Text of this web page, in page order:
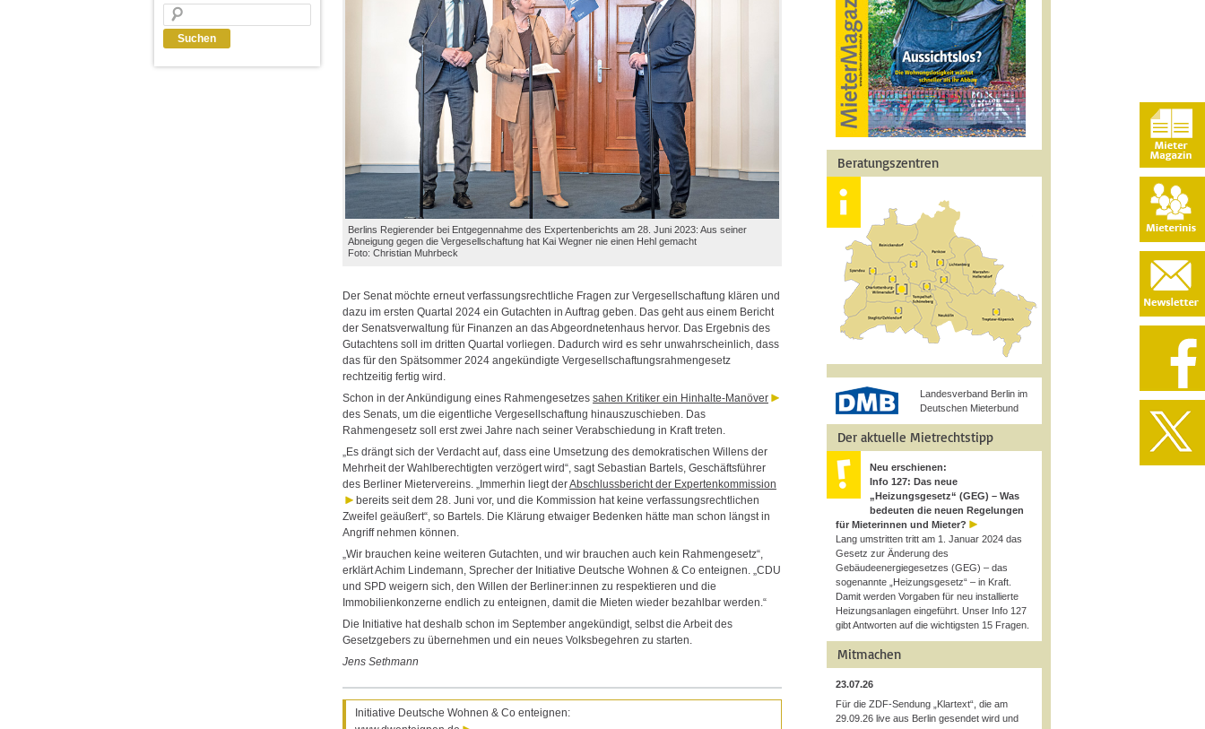
Berlins Regierender bei Entgegennahme des Expertenberichts am 28. Juni 2023: Aus seiner
Abneigung gegen die Vergesellschaftung hat Kai Wegner nie einen Hehl gemacht
Foto: Christian Muhrbeck
Der Senat möchte erneut verfassungsrechtliche Fragen zur Vergesellschaftung klären und
dazu im ersten Quartal 2024 ein Gutachten in Auftrag geben. Das geht aus einem Bericht
der Senatsverwaltung für Finanzen an das Abgeordnetenhaus hervor. Das Ergebnis des
Gutachtens soll im dritten Quartal vorliegen. Dadurch wird es sehr unwahrscheinlich, dass
das für den Spätsommer 2024 angekündigte Vergesellschaftungsrahmengesetz
rechtzeitig fertig wird.
Schon in der Ankündigung eines Rahmengesetzes sahen Kritiker ein Hinhalte-Manöver
des Senats, um die eigentliche Vergesellschaftung hinauszuschieben. Das
Rahmengesetz soll erst zwei Jahre nach seiner Verabschiedung in Kraft treten.
„Es drängt sich der Verdacht auf, dass eine Umsetzung des demokratischen Willens der
Mehrheit der Wahlberechtigten verzögert wird“, sagt Sebastian Bartels, Geschäftsführer
des Berliner Mietervereins. „Immerhin liegt derAbschlussbericht der Expertenkommission
bereits seit dem 28. Juni vor, und die Kommission hat keine verfassungsrechtlichen
Zweifel geäußert“, so Bartels. Die Klärung etwaiger Bedenken hätte man schon längst in
Angriff nehmen können.
„Wir brauchen keine weiteren Gutachten, und wir brauchen auch kein Rahmengesetz“,
erklärt Achim Lindemann, Sprecher der Initiative Deutsche Wohnen & Co enteignen. „CDU
und SPD weigern sich, den Willen der Berliner:innen zu respektieren und die
Immobilienkonzerne endlich zu enteignen, damit die Mieten wieder bezahlbar werden.“
Die Initiative hat deshalb schon im September angekündigt, selbst die Arbeit des
Gesetzgebers zu übernehmen und ein neues Volksbegehren zu starten.
Jens Sethmann
Initiative Deutsche Wohnen & Co enteignen:
Beratungszentren
Landesverband Berlin im
Deutschen Mieterbund
Der aktuelle Mietrechtstipp
Neu erschienen:
Info 127: Das neue
„Heizungsgesetz“ (GEG) – Was
bedeuten die neuen Regelungen
für Mieterinnen und Mieter?
Lang umstritten tritt am 1. Januar 2024 das
Gesetz zur Änderung des
Gebäudeenergiegesetzes (GEG) – das
sogenannte „Heizungsgesetz“ – in Kraft.
Damit werden Vorgaben für neu installierte
Heizungsanlagen eingeführt. Unser Info 127
gibt Antworten auf die wichtigsten 15 Fragen.
Mitmachen
23.07.26
Für die ZDF-Sendung „Klartext“, die am
29.09.26 live aus Berlin gesendet wird und